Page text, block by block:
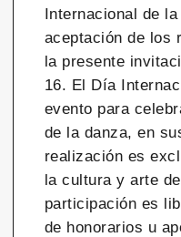
Internacional de
aceptación de los
la presente
16. El Día
evento para
de la danza, en
realización es
la cultura y arte
participación es
de honorarios u